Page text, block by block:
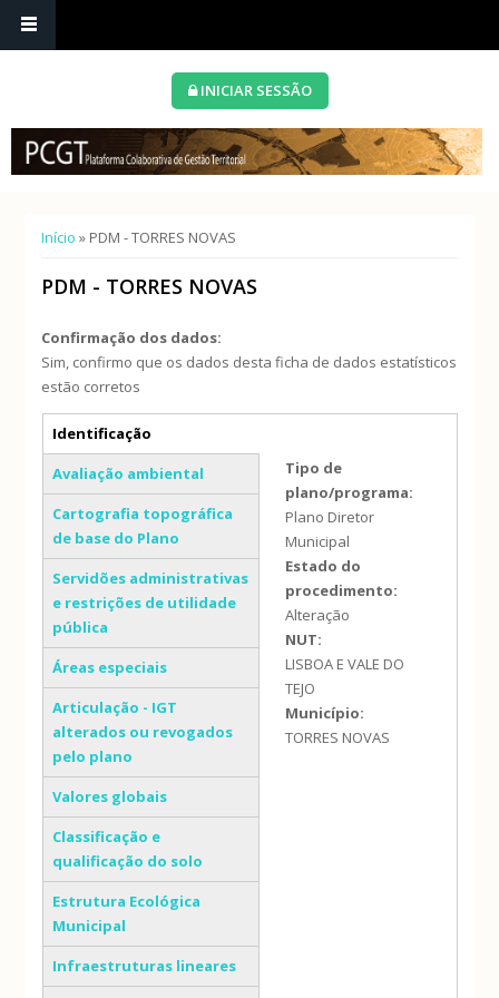
INICIAR SESSÃO
Está aqui
Início » PDM - TORRES NOVAS
PDM - TORRES NOVAS
Confirmação dos dados:
Sim, confirmo que os dados desta ficha de dados estatísticos
estão corretos
Separadores verticais
Identificação
(separador ativo)
Avaliação ambiental
Cartografia topográfica
de base do Plano
Servidões administrativas
e restrições de utilidade
pública
Áreas especiais
Articulação - IGT
alterados ou revogados
pelo plano
Valores globais
Classificação e
qualificação do solo
Estrutura Ecológica
Municipal
Infraestruturas lineares
Tipo de
plano/programa:
Plano Diretor
Municipal
Estado do
procedimento:
Alteração
NUT:
LISBOA E VALE DO
TEJO
Município:
TORRES NOVAS